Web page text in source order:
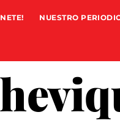
NUESTRO